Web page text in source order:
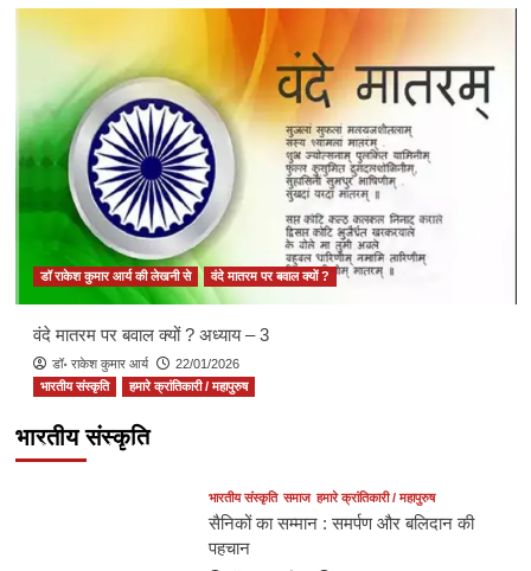
डॉ राकेश कुमार आर्य की लेखनी से वंदे मातरम पर बवाल क्यों ?
वंदे मातरम पर बवाल क्यों ? अध्याय – 3
डॉ॰ राकेश कुमार आर्य 22/01/2026
भारतीय संस्कृति
भारतीय संस्कृति हमारे क्रांतिकारी / महापुरुष
“वृक्षों में जीवन”, सिद्धांत के प्रतिपादक भीष्म थे
आर्य सागर 25/05/2025
भारतीय संस्कृति समाज हमारे क्रांतिकारी / महापुरुष
सैनिकों का सम्मान : समर्पण और बलिदान की
पहचान